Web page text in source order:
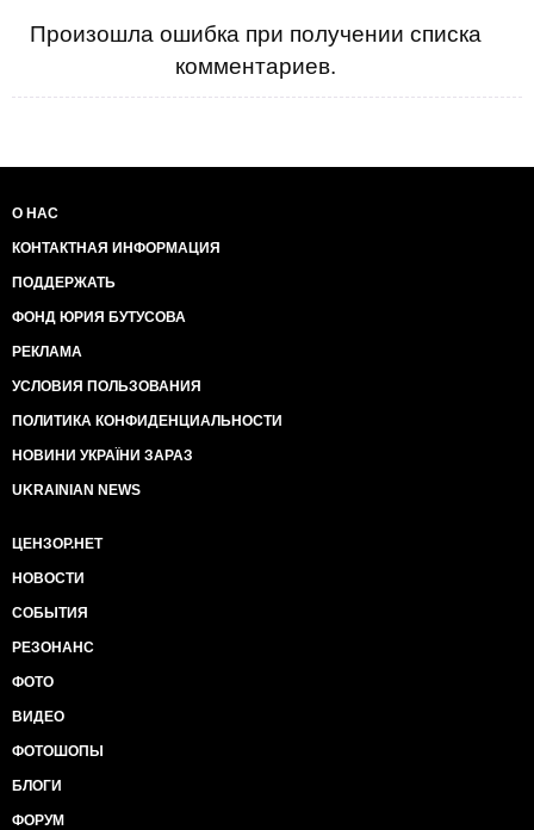
Произошла ошибка при получении списка
комментариев.
О НАС
КОНТАКТНАЯ ИНФОРМАЦИЯ
ПОДДЕРЖАТЬ
ФОНД ЮРИЯ БУТУСОВА
РЕКЛАМА
УСЛОВИЯ ПОЛЬЗОВАНИЯ
ПОЛИТИКА КОНФИДЕНЦИАЛЬНОСТИ
НОВИНИ УКРАЇНИ ЗАРАЗ
UKRAINIAN NEWS
ЦЕНЗОР.НЕТ
НОВОСТИ
СОБЫТИЯ
РЕЗОНАНС
ФОТО
ВИДЕО
ФОТОШОПЫ
БЛОГИ
ФОРУМ